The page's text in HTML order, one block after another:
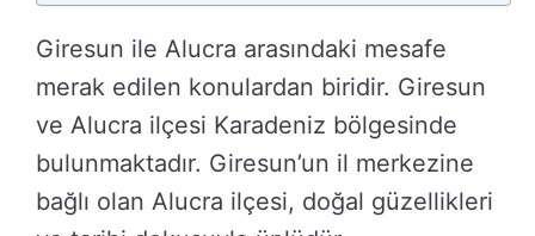
Giresun ile Alucra arasındaki mesafe
merak edilen konulardan biridir. Giresun
ve Alucra ilçesi Karadeniz bölgesinde
bulunmaktadır. Giresun’un il merkezine
bağlı olan Alucra ilçesi, doğal güzellikleri